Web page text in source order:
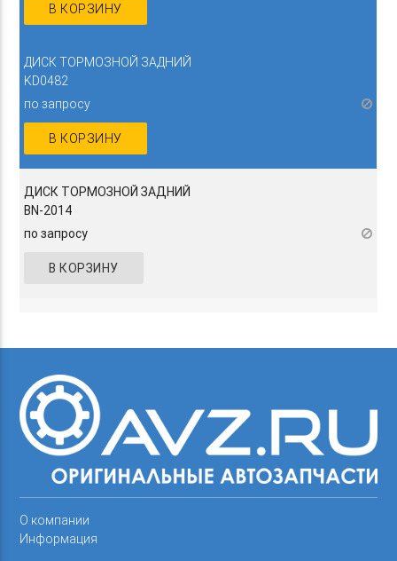
В КОРЗИНУ
ДИСК ТОРМОЗНОЙ ЗАДНИЙ
KD0482
по запросу
В КОРЗИНУ
ДИСК ТОРМОЗНОЙ ЗАДНИЙ
BN-2014
по запросу
В КОРЗИНУ
О компании
Информация